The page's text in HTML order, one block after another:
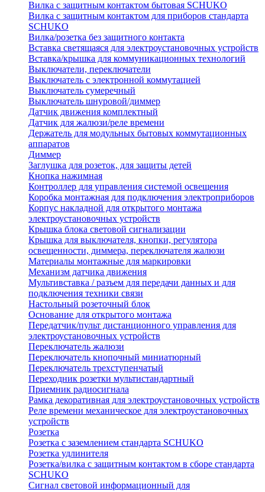
Вилка с защитным контактом бытовая SCHUKO
Вилка с защитным контактом для приборов стандарта
SCHUKO
Вилка/розетка без защитного контакта
Вставка светящаяся для электроустановочных устройств
Вставка/крышка для коммуникационных технологий
Выключатели, переключатели
Выключатель с электронной коммутацией
Выключатель сумеречный
Выключатель шнуровой/диммер
Датчик движения комплектный
Датчик для жалюзи/реле времени
Держатель для модульных бытовых коммутационных
аппаратов
Диммер
Заглушка для розеток, для защиты детей
Кнопка нажимная
Контроллер для управления системой освещения
Коробка монтажная для подключения электроприборов
Корпус накладной для открытого монтажа
электроустановочных устройств
Крышка блока световой сигнализации
Крышка для выключателя, кнопки, регулятора
освещенности, диммера, переключателя жалюзи
Материалы монтажные для маркировки
Механизм датчика движения
Мультивставка / разъем для передачи данных и для
подключения техники связи
Настольный розеточный блок
Основание для открытого монтажа
Передатчик/пульт дистанционного управления для
электроустановочных устройств
Переключатель жалюзи
Переключатель кнопочный миниатюрный
Переключатель трехступенчатый
Переходник розетки мультистандартный
Приемник радиосигнала
Рамка декоративная для электроустановочных устройств
Реле времени механическое для электроустановочных
устройств
Розетка
Розетка с заземлением стандарта SCHUKO
Розетка удлинителя
Розетка/вилка с защитным контактом в сборе стандарта
SCHUKO
Сигнал световой информационный для